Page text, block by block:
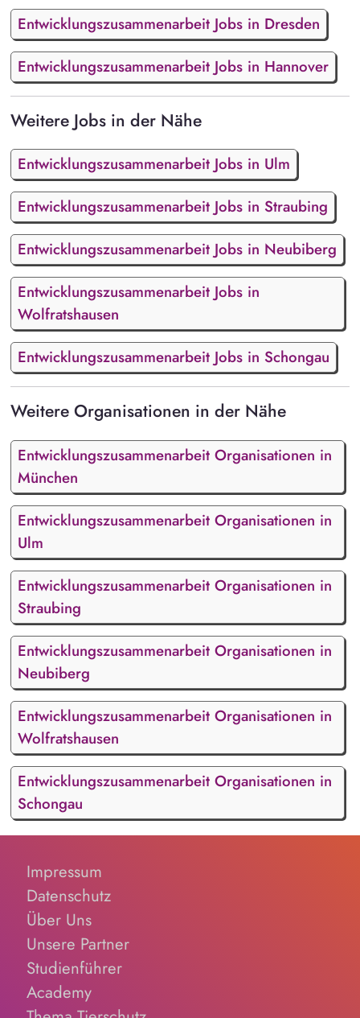
Entwicklungszusammenarbeit Jobs in Dresden
Entwicklungszusammenarbeit Jobs in Hannover
Weitere Jobs in der Nähe
Entwicklungszusammenarbeit Jobs in Ulm
Entwicklungszusammenarbeit Jobs in Straubing
Entwicklungszusammenarbeit Jobs in Neubiberg
Entwicklungszusammenarbeit Jobs in
Wolfratshausen
Entwicklungszusammenarbeit Jobs in Schongau
Weitere Organisationen in der Nähe
Entwicklungszusammenarbeit Organisationen in
München
Entwicklungszusammenarbeit Organisationen in
Ulm
Entwicklungszusammenarbeit Organisationen in
Straubing
Entwicklungszusammenarbeit Organisationen in
Neubiberg
Entwicklungszusammenarbeit Organisationen in
Wolfratshausen
Entwicklungszusammenarbeit Organisationen in
Schongau
Impressum
Datenschutz
Über Uns
Unsere Partner
Studienführer
Academy